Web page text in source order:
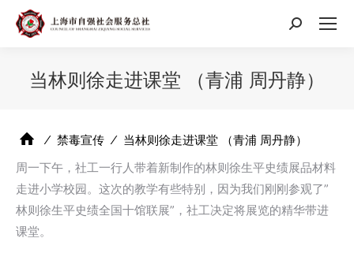
搜
当林则徐走进课堂 （青浦 周丹静）
⁄ 禁毒宣传 ⁄ 当林则徐走进课堂 （青浦 周丹静）
周一下午，社工一行人带着新制作的林则徐生平史绩展品材料
走进小学校园。这次的教学有些特别，因为我们刚刚参观了”
林则徐生平史绩全国十馆联展”，社工决定将展览的精华带进
课堂。